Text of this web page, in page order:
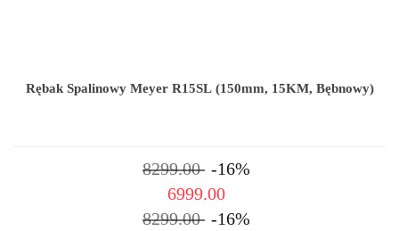
Rębak Spalinowy Meyer R15SL (150mm, 15KM, Bębnowy)
8299.00 -16%
6999.00
8299.00 -16%